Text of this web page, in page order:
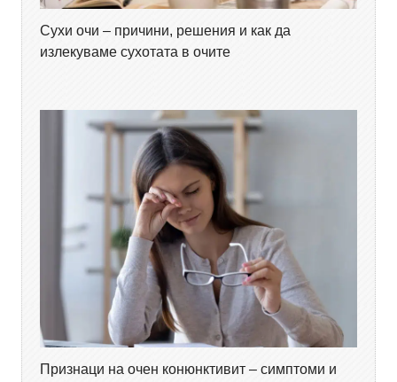
Сухи очи – причини, решения и как да
излекуваме сухотата в очите
Признаци на очен конюнктивит – симптоми и